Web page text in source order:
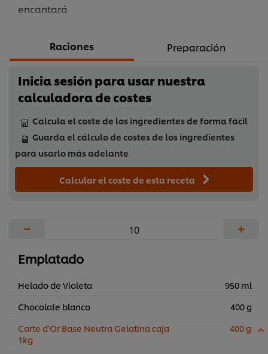
encantará
Raciones Preparación
Inicia sesión para usar nuestra
calculadora de costes
Calcula el coste de los ingredientes de forma fácil
Guarda el cálculo de costes de los ingredientes
para usarlo más adelante
Calcular el coste de esta receta
− +
Emplatado
Helado de Violeta
950 ml
Chocolate blanco
400 g
Carte d’Or Base Neutra Gelatina caja
1kg
400 g